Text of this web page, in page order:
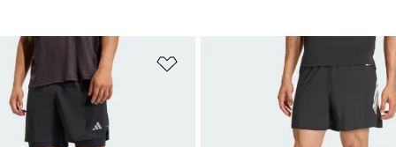
de produits favoris Ajouter à la Liste de produits